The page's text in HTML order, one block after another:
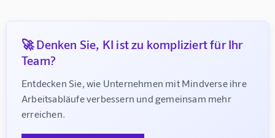
🚀 Denken Sie, KI ist zu kompliziert für Ihr
Team?
Entdecken Sie, wie Unternehmen mit Mindverse ihre
Arbeitsabläufe verbessern und gemeinsam mehr
erreichen.